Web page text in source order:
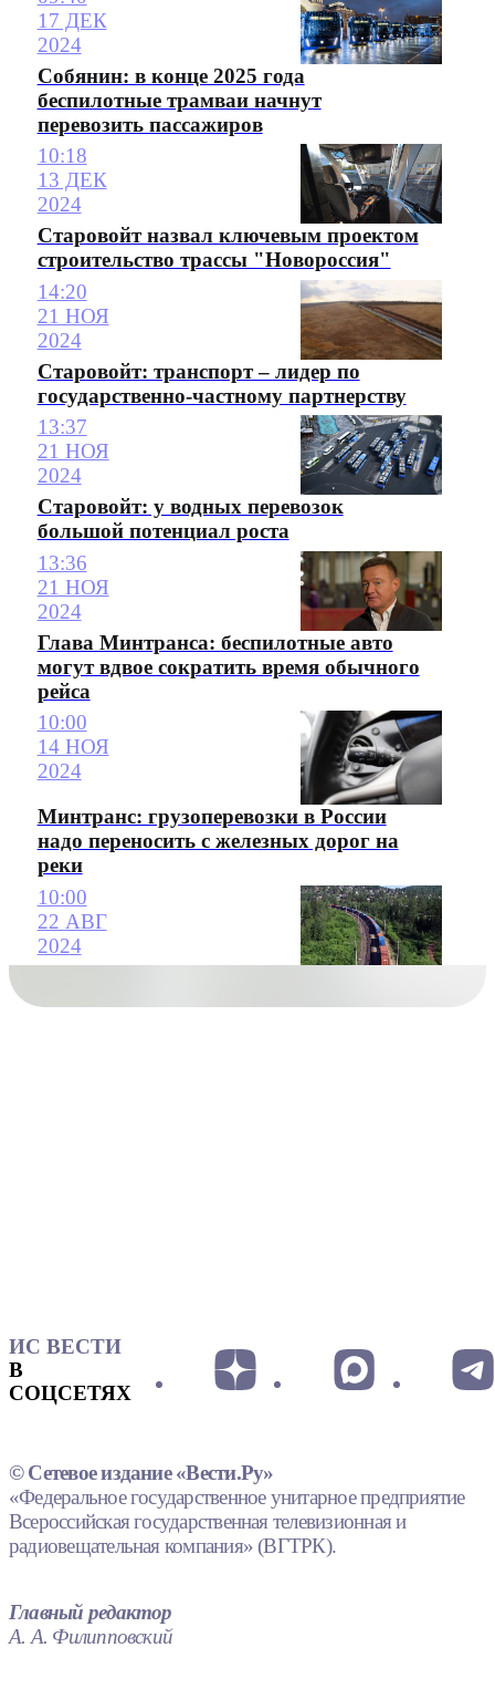
17 ДЕК
2024
Собянин: в конце 2025 года
беспилотные трамваи начнут
перевозить пассажиров
10:18
13 ДЕК
2024
Старовойт назвал ключевым проектом
строительство трассы "Новороссия"
14:20
21 НОЯ
2024
Старовойт: транспорт – лидер по
государственно-частному партнерству
13:37
21 НОЯ
2024
Старовойт: у водных перевозок
большой потенциал роста
13:36
21 НОЯ
2024
Глава Минтранса: беспилотные авто
могут вдвое сократить время обычного
рейса
10:00
14 НОЯ
2024
Минтранс: грузоперевозки в России
надо переносить с железных дорог на
реки
10:00
22 АВГ
2024
ИС ВЕСТИ
В
СОЦСЕТЯХ
© Сетевое издание «Вести.Ру»
«Федеральное государственное унитарное предприятие
Всероссийская государственная телевизионная и
радиовещательная компания» (ВГТРК).
Главный редактор
А. А. Филипповский